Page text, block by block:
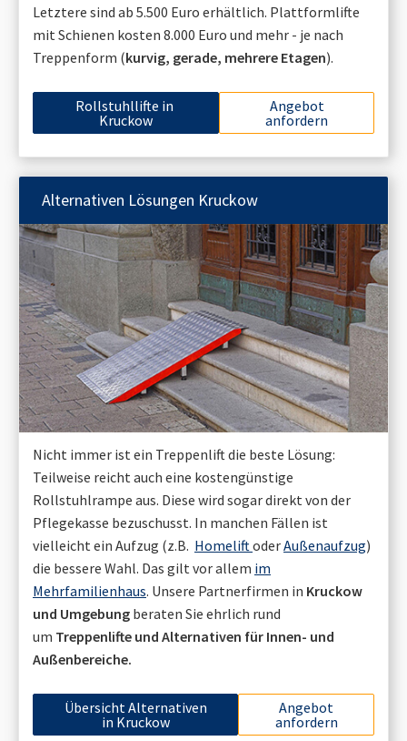
Letztere sind ab 5.500 Euro erhältlich. Plattformlifte
mit Schienen kosten 8.000 Euro und mehr - je nach
Treppenform (kurvig, gerade, mehrere Etagen).
Rollstuhllifte in
Kruckow
Angebot
anfordern
Alternativen Lösungen Kruckow
Nicht immer ist ein Treppenlift die beste Lösung:
Teilweise reicht auch eine kostengünstige
Rollstuhlrampe aus. Diese wird sogar direkt von der
Pflegekasse bezuschusst. In manchen Fällen ist
vielleicht ein Aufzug (z.B. HomeliftoderAußenaufzug)
die bessere Wahl. Das gilt vor allem im
Mehrfamilienhaus. Unsere Partnerfirmen in Kruckow
und Umgebung beraten Sie ehrlich rund
um Treppenlifte und Alternativen für Innen- und
Außenbereiche.
Übersicht Alternativen
in Kruckow
Angebot
anfordern